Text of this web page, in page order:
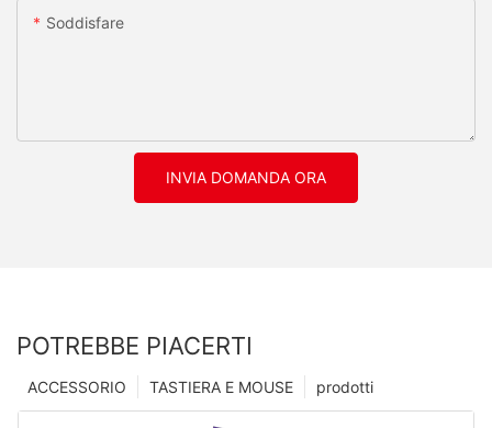
Soddisfare
INVIA DOMANDA ORA
POTREBBE PIACERTI
prodotti
TASTIERA E MOUSE
ACCESSORIO